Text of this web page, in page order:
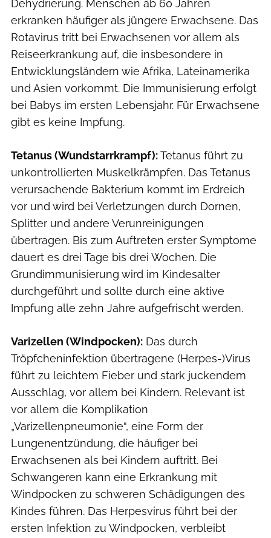
Dehydrierung. Menschen ab 60 Jahren
erkranken häufiger als jüngere Erwachsene. Das
Rotavirus tritt bei Erwachsenen vor allem als
Reiseerkrankung auf, die insbesondere in
Entwicklungsländern wie Afrika, Lateinamerika
und Asien vorkommt. Die Immunisierung erfolgt
bei Babys im ersten Lebensjahr. Für Erwachsene
gibt es keine Impfung.
Tetanus (Wundstarrkrampf):Tetanus führt zu
unkontrollierten Muskelkrämpfen. Das Tetanus
verursachende Bakterium kommt im Erdreich
vor und wird bei Verletzungen durch Dornen,
Splitter und andere Verunreinigungen
übertragen. Bis zum Auftreten erster Symptome
dauert es drei Tage bis drei Wochen. Die
Grundimmunisierung wird im Kindesalter
durchgeführt und sollte durch eine aktive
Impfung alle zehn Jahre aufgefrischt werden.
Varizellen (Windpocken): Das durch
Tröpfcheninfektion übertragene (Herpes-)Virus
führt zu leichtem Fieber und stark juckendem
Ausschlag, vor allem bei Kindern. Relevant ist
vor allem die Komplikation
„Varizellenpneumonie“, eine Form der
Lungenentzündung, die häufiger bei
Erwachsenen als bei Kindern auftritt. Bei
Schwangeren kann eine Erkrankung mit
Windpocken zu schweren Schädigungen des
Kindes führen. Das Herpesvirus führt bei der
ersten Infektion zu Windpocken, verbleibt